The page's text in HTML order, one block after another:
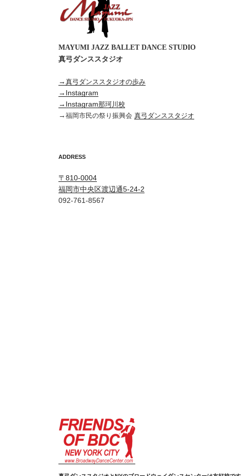
ン
MAYUMI JAZZ BALLET DANCE STUDIO
真弓ダンススタジオ
→ 真弓ダンススタジオの歩み
→Instagram
→Instagram那珂川校
→ 福岡市民の祭り振興会 真弓ダンススタジオ
ADDRESS
〒810-0004
福岡市中央区渡辺通5-24-2
092-761-8567